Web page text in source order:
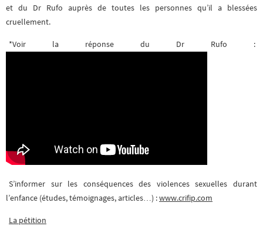
et du Dr Rufo auprès de toutes les personnes qu’il a blessées
cruellement.
*Voir la réponse du Dr Rufo :
S’informer sur les conséquences des violences sexuelles durant
l’enfance (études, témoignages, articles…) :www.crifip.com
La pétition